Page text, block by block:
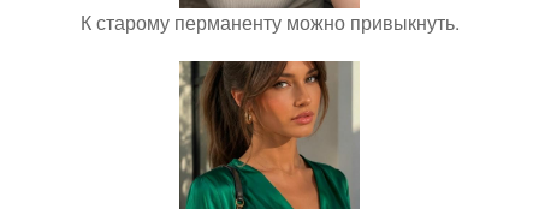
К старому перманенту можно привыкнуть.